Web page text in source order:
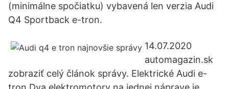
(minimálne spočiatku) vybavená len verzia Audi
Q4 Sportback e-tron.
14.07.2020
automagazin.sk
zobraziť celý článok správy. Elektrické Audi e-